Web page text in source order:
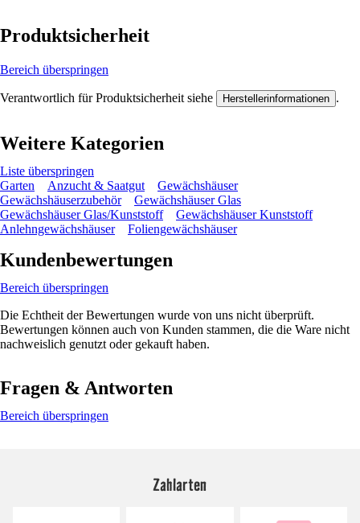
Produktsicherheit
Bereich überspringen
Verantwortlich für Produktsicherheit siehe Herstellerinformationen .
Weitere Kategorien
Liste überspringen
Garten
Anzucht & Saatgut
Gewächshäuser
Gewächshäuserzubehör
Gewächshäuser Glas
Gewächshäuser Glas/Kunststoff
Gewächshäuser Kunststoff
Anlehngewächshäuser
Foliengewächshäuser
Kundenbewertungen
Bereich überspringen
Die Echtheit der Bewertungen wurde von uns nicht überprüft.
Bewertungen können auch von Kunden stammen, die die Ware nicht
nachweislich genutzt oder gekauft haben.
Fragen & Antworten
Bereich überspringen
Zahlarten